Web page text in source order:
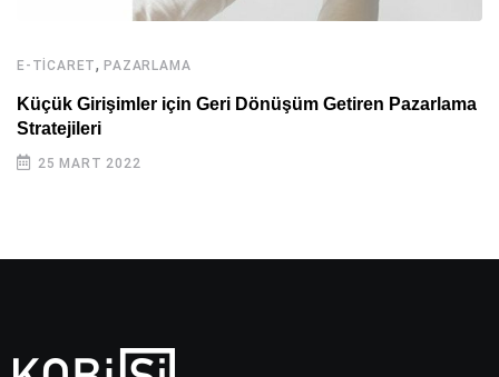
E-TICARET,PAZARLAMA
Küçük Girişimler için Geri Dönüşüm Getiren Pazarlama
Stratejileri
25 MART 2022